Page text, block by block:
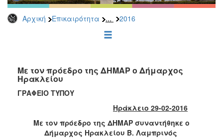
Αρχική Επικαιρότητα ... 2016
2026
2025
2022
2021
2020
2018
Με τον πρόεδρο της ΔΗΜΑΡ ο Δήμαρχος
Ηρακλείου
ΓΡΑΦΕΙΟ ΤΥΠΟΥ
Ηράκλειο 29-02-2016
Με τον πρόεδρο της ΔΗΜΑΡ συναντήθηκε ο
Δήμαρχος Ηρακλείου Β. Λαμπρινός